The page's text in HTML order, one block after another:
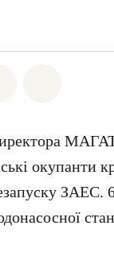
окупанти
ЗАЕС.